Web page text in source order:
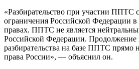
«Разбирательство при участии ППТС
ограничения Российской Федерации в
правах. ППТС не является
Российской Федерации. Продолжение
разбирательства на базе ППТС прямо
права России», — объяснил он.